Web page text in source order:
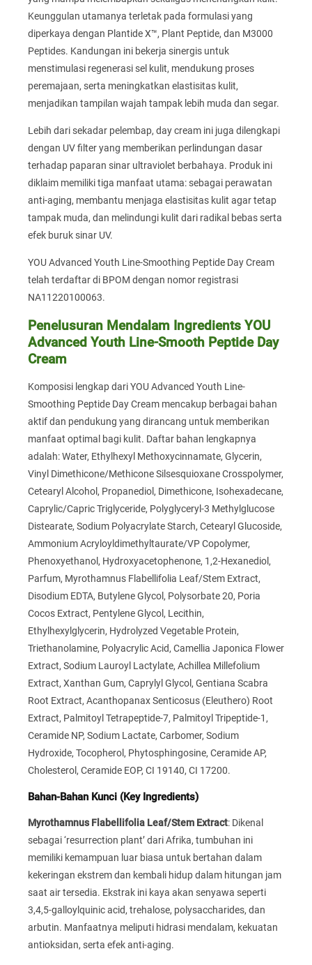
Keunggulan utamanya terletak pada formulasi yang
diperkaya dengan Plantide X™, Plant Peptide, dan M3000
Peptides. Kandungan ini bekerja sinergis untuk
menstimulasi regenerasi sel kulit, mendukung proses
peremajaan, serta meningkatkan elastisitas kulit,
menjadikan tampilan wajah tampak lebih muda dan segar.
Lebih dari sekadar pelembap, day cream ini juga dilengkapi
dengan UV filter yang memberikan perlindungan dasar
terhadap paparan sinar ultraviolet berbahaya. Produk ini
diklaim memiliki tiga manfaat utama: sebagai perawatan
anti-aging, membantu menjaga elastisitas kulit agar tetap
tampak muda, dan melindungi kulit dari radikal bebas serta
efek buruk sinar UV.
YOU Advanced Youth Line-Smoothing Peptide Day Cream
telah terdaftar di BPOM dengan nomor registrasi
NA11220100063.
Penelusuran Mendalam Ingredients YOU
Advanced Youth Line-Smooth Peptide Day
Cream
Komposisi lengkap dari YOU Advanced Youth Line-
Smoothing Peptide Day Cream mencakup berbagai bahan
aktif dan pendukung yang dirancang untuk memberikan
manfaat optimal bagi kulit. Daftar bahan lengkapnya
adalah: Water, Ethylhexyl Methoxycinnamate, Glycerin,
Vinyl Dimethicone/Methicone Silsesquioxane Crosspolymer,
Cetearyl Alcohol, Propanediol, Dimethicone, Isohexadecane,
Caprylic/Capric Triglyceride, Polyglyceryl-3 Methylglucose
Distearate, Sodium Polyacrylate Starch, Cetearyl Glucoside,
Ammonium Acryloyldimethyltaurate/VP Copolymer,
Phenoxyethanol, Hydroxyacetophenone, 1,2-Hexanediol,
Parfum, Myrothamnus Flabellifolia Leaf/Stem Extract,
Disodium EDTA, Butylene Glycol, Polysorbate 20, Poria
Cocos Extract, Pentylene Glycol, Lecithin,
Ethylhexylglycerin, Hydrolyzed Vegetable Protein,
Triethanolamine, Polyacrylic Acid, Camellia Japonica Flower
Extract, Sodium Lauroyl Lactylate, Achillea Millefolium
Extract, Xanthan Gum, Caprylyl Glycol, Gentiana Scabra
Root Extract, Acanthopanax Senticosus (Eleuthero) Root
Extract, Palmitoyl Tetrapeptide-7, Palmitoyl Tripeptide-1,
Ceramide NP, Sodium Lactate, Carbomer, Sodium
Hydroxide, Tocopherol, Phytosphingosine, Ceramide AP,
Cholesterol, Ceramide EOP, CI 19140, CI 17200.
Bahan-Bahan Kunci (Key Ingredients)
Myrothamnus Flabellifolia Leaf/Stem Extract: Dikenal
sebagai ‘resurrection plant’ dari Afrika, tumbuhan ini
memiliki kemampuan luar biasa untuk bertahan dalam
kekeringan ekstrem dan kembali hidup dalam hitungan jam
saat air tersedia. Ekstrak ini kaya akan senyawa seperti
3,4,5-galloylquinic acid, trehalose, polysaccharides, dan
arbutin. Manfaatnya meliputi hidrasi mendalam, kekuatan
antioksidan, serta efek anti-aging.